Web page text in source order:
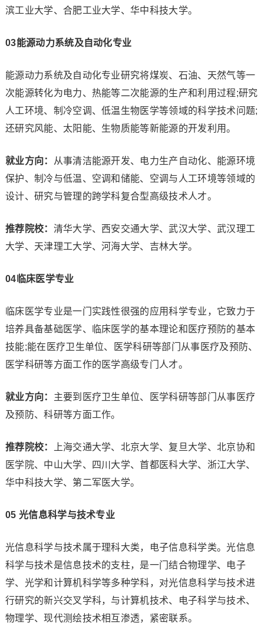
滨工业大学、合肥工业大学、华中科技大学。
03能源动力系统及自动化专业
能源动力系统及自动化专业研究将煤炭、石油、天然气等一
次能源转化为电力、热能等二次能源的生产和利用过程;研究
人工环境、制冷空调、低温生物医学等领域的科学技术问题;
还研究风能、太阳能、生物质能等新能源的开发利用。
就业方向：
从事清洁能源开发、电力生产自动化、能源环境
保护、制冷与低温、空调和储能、空调与人工环境等领域的
设计、研究与管理的跨学科复合型高级技术人才。
推荐院校： 清华大学、西安交通大学、武汉大学、武汉理工
大学、天津理工大学、河海大学、吉林大学。
04 临床医学专业
临床医学专业是一门实践性很强的应用科学专业，它致力于
培养具备基础医学、临床医学的基本理论和医疗预防的基本
技能;能在医疗卫生单位、医学科研等部门从事医疗及预防、
医学科研等方面工作的医学高级专门人才。
就业方向： 主要到医疗卫生单位、医学科研等部门从事医疗
及预防、科研等方面工作。
推荐院校：
上海交通大学、北京大学、复旦大学、北京协和
医学院、中山大学、四川大学、首都医科大学、浙江大学、
华中科技大学、第二军医大学。
05 光信息科学与技术专业
光信息科学与技术属于理科大类，电子信息科学类。光信息
科学与技术是信息技术的支柱，是一门结合物理学、电子
学、光学和计算机科学等多种学科，对光信息科学与技术进
行研究的新兴交叉学科，与计算机技术、电子科学与技术、
物理学、现代测绘技术相互渗透，紧密联系。